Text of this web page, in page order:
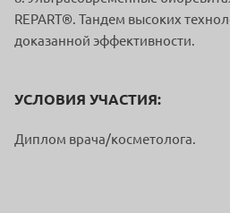
REPART®️. Тандем высоких
доказанной эффективности.
УСЛОВИЯ УЧАСТИЯ:
Диплом врача/косметолога.